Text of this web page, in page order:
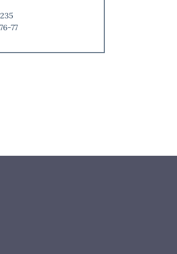
77